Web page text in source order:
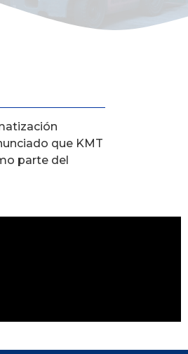
que KMT
parte del